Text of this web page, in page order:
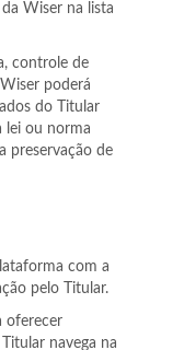
Wiser na lista
controle de
poderá
do Titular
lei ou norma
preservação de
com a
pelo Titular.
oferecer
navega na